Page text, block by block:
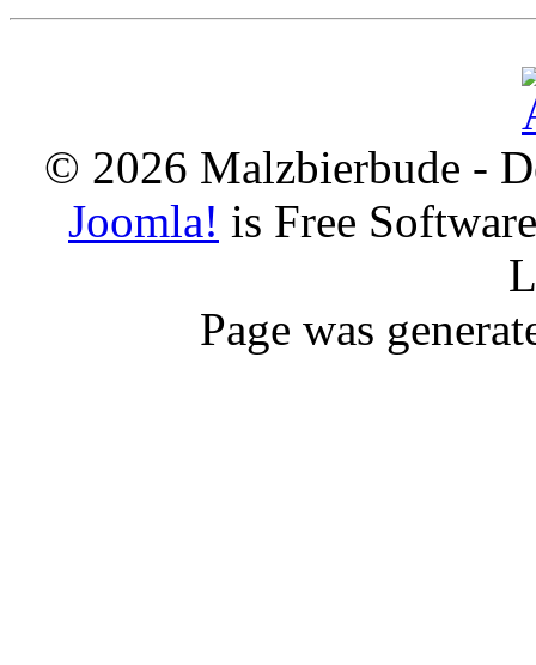
© 2026 Malzbierbude -
Joomla! is Free
Page was